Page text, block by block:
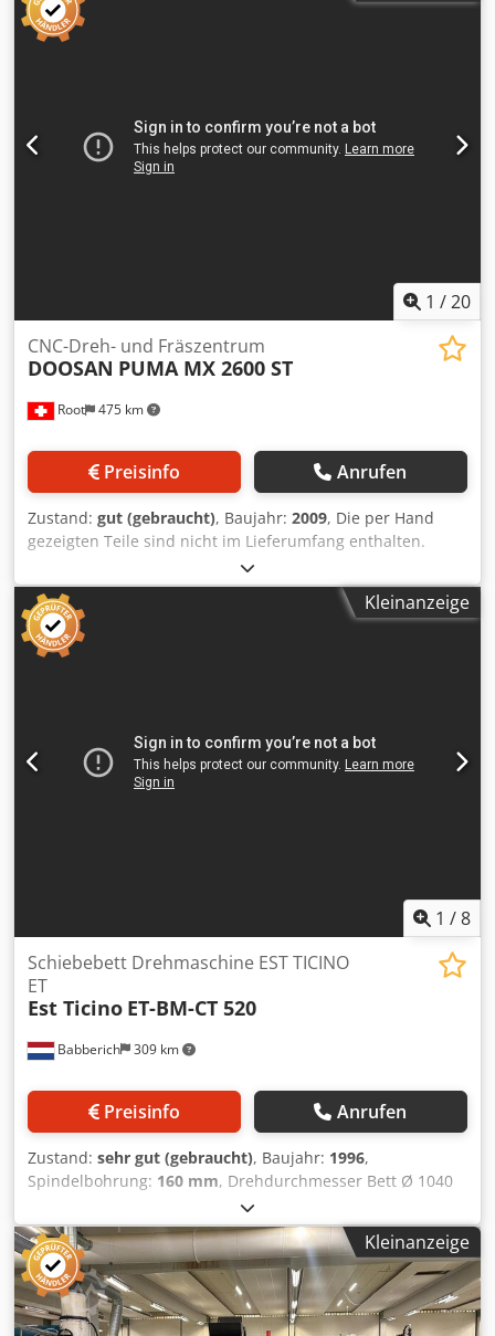
1 /20
Root 475 km
CNC-Dreh- und Fräszentrum
DOOSAN PUMA MX 2600 ST
Preisinfo Anrufen
Zustand: gut (gebraucht), Baujahr: 2009, Die per Hand
gezeigten Teile sind nicht im Lieferumfang enthalten.
Technische Daten sind auf den Bildern ersichtlich.
Dwodpfxjzk I R As Aavea
Kleinanzeige
1 /8
Babberich 309 km
Schiebebett Drehmaschine EST TICINO
ET
Est Ticino ET-BM-CT 520
Preisinfo Anrufen
Zustand: sehr gut (gebraucht), Baujahr: 1996,
Spindelbohrung: 160 mm, Drehdurchmesser Bett Ø 1040
mm Drehdurchmesser Schlitten Dodpoxtbf Eofx Aavewa
710 mm Drehdurchmesser Grube Ø 1580 mm Drehlänge
3000/4500 mm Grubenlänge 1500 mm Spindelbohrung 160
mm Leistung Spindel 40 kW Bettbreite 800 mm
Spindelaufnahme 6 Mk Werkstückgewicht 3500 Drehzahl
800 Rpm Vorschub X - Achse 10000 mm/min. Vorschub Z-
Kleinanzeige